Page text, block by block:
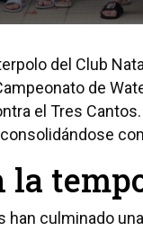
del Club
de
el Tres
han culminado